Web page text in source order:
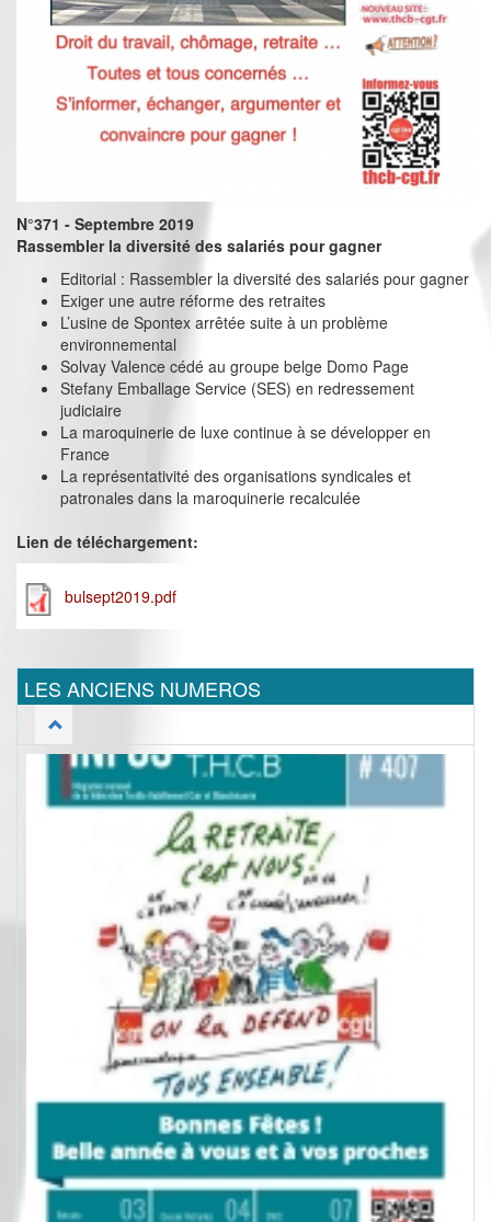
N°371 - Septembre 2019
Rassembler la diversité des salariés pour gagner
Editorial : Rassembler la diversité des salariés pour gagner
Exiger une autre réforme des retraites
L’usine de Spontex arrêtée suite à un problème
environnemental
Solvay Valence cédé au groupe belge Domo Page
Stefany Emballage Service (SES) en redressement
judiciaire
La maroquinerie de luxe continue à se développer en
France
La représentativité des organisations syndicales et
patronales dans la maroquinerie recalculée
Lien de téléchargement:
bulsept2019.pdf
LES ANCIENS NUMEROS